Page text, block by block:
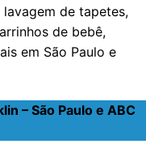
de tapetes,
de bebê,
em São Paulo e
– São Paulo e ABC